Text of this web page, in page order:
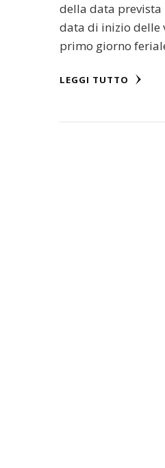
della data prevista
data di inizio delle
primo giorno
LEGGI TUTTO